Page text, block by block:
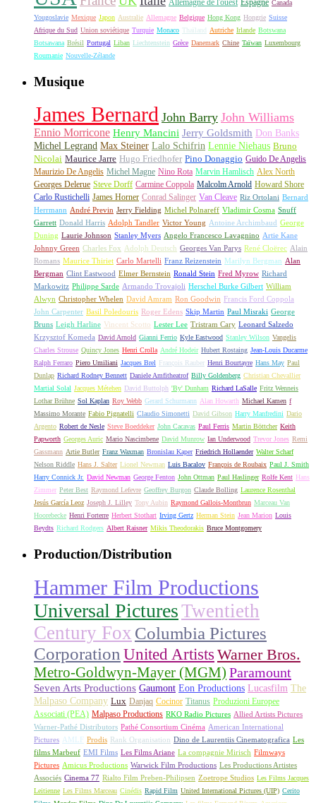
Allemagne de l'ouest Espagne Canada
Yougoslavie Mexique Japon Australie Allemagne Belgique Hong Kong Hongrie Suisse
Afrique du Sud Union soviétique Turquie Monaco Thaïland Autriche Irlande Botswana
Botsawana Brésil Portugal Liban Liechtenstein Grèce Danemark Chine Taïwan Luxembourg
Roumanie Nouvelle-Zélande
Musique
James Bernard John Barry John Williams
Ennio Morricone Henry Mancini Jerry Goldsmith Don Banks
Michel Legrand Max Steiner Lalo Schifrin Lennie Niehaus Bruno
Nicolai Maurice Jarre Hugo Friedhofer Pino Donaggio Guido De Angelis
Maurizio De Angelis Michel Magne Nino Rota Marvin Hamlisch Alex North
Georges Delerue Steve Dorff Carmine Coppola Malcolm Arnold Howard Shore
Carlo Rustichelli James Horner Conrad Salinger Van Cleave Riz Ortolani Bernard
Herrmann André Previn Jerry Fielding Michel Polnareff Vladimir Cosma Snuff
Garrett Donald Harris Adolph Tandler Victor Young Antoine Archimbaud George
Duning Laurie Johnson Stanley Myers Angelo Francesco Lavagnino Artie Kane
Johnny Green Charles Fox Adolph Deutsch Georges Van Parys René Cloërec Alain
Romans Maurice Thiriet Carlo Martelli Franz Reizenstein Marilyn Bergman Alan
Bergman Clint Eastwood Elmer Bernstein Ronald Stein Fred Myrow Richard
Markowitz Philippe Sarde Armando Trovajoli Herschel Burke Gilbert William
Alwyn Christopher Whelen David Amram Ron Goodwin
Francis Ford Coppola
John Carpenter Basil Poledouris Roger Edens Skip Martin Paul Misraki George
Bruns Leigh Harline Vincent Scotto Lester Lee Tristram Cary Leonard Salzedo
Krzysztof Komeda David Arnold Gianni Ferrio Kyle Eastwood Stanley Wilson Vangelis
Charles Strouse Quincy Jones Henri Crolla André Hodeir Hubert Rostaing Jean-Louis Ducarme
Ralph Ferraro Piero Umiliani Jacques Brel François Rauber Henri Bourtayre Hans May Paul
Dunlap Richard Rodney Bennett Daniele Amfitheatrof Billy Goldenberg Christian Chevallier
Martial Solal Jacques Métehen David Buttolph 'By' Dunham Richard LaSalle Fritz Wenneis
Lothar Brühne Sol Kaplan Roy Webb Gerard Schurmann Alan Howarth Michael Kamen f
Massimo Morante Fabio Pignatelli Claudio Simonetti David Gibson Harry Manfredini Dario
Argento Robert de Nesle Steve Boeddeker John Cacavas Paul Ferris Martin Böttcher Keith
Papworth Georges Auric Mario Nascimbene David Munrow Ian Underwood Trevor Jones Remi
Gassmann Artie Butler Franz Waxman Bronislau Kaper Friedrich Hollaender Walter Scharf
Nelson Riddle Hans J. Salter Lionel Newman Luis Bacalov François de Roubaix Paul J. Smith
Harry Connick Jr. David Newman George Fenton John Ottman Paul Haslinger Rolfe Kent Hans
Zimmer Peter Best Raymond Lefevre Geoffrey Burgon Claude Bolling Laurence Rosenthal
Jesús García Leoz Joseph J. Lilley Tony Aubin Raymond Gallois-Montbrun Marceau Van
Hoorebecke Henri Forterre Herbert Stothart Irving Gertz Herman Stein Jean Marion Louis
Beydts Richard Rodgers Albert Raisner Mikis Theodorakis Bruce Montgomery
Production/Distribution
Hammer Film Productions
Universal PicturesTwentieth
Century Fox Columbia Pictures
Corporation United Artists Warner Bros.
Metro-Goldwyn-Mayer (MGM) Paramount
Seven Arts Productions Gaumont Eon Productions Lucasfilm The
Malpaso Company Lux Danjaq Cocinor Titanus Produzioni Europee
Associati (PEA) Malpaso Productions RKO Radio Pictures Allied Artists Pictures
Warner-Pathé Distributors Pathé Consortium Cinéma American International
Pictures AMLF Prodis Rank Organisation Dino de Laurentiis Cinematografica Les
films Marbeuf EMI Films Les Films Ariane La compagnie Mirisch Filmways
Pictures Amicus Productions Warwick Film Productions Les Productions Artistes
Associés Cinema 77 Rialto Film Preben-Philipsen Zoetrope Studios Les Films Jacques
Leitienne Les Films Marceau Cinédis Rapid Film United International Pictures (UIP) Cerito